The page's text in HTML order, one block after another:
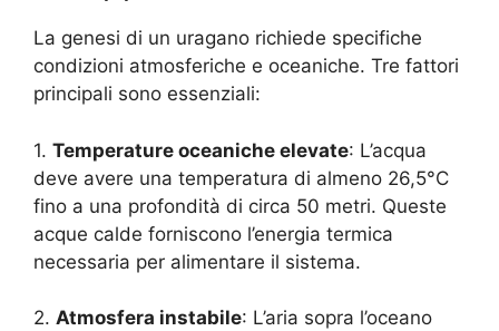
La genesi di un uragano richiede specifiche
condizioni atmosferiche e oceaniche. Tre fattori
principali sono essenziali:
1. Temperature oceaniche elevate: L’acqua
deve avere una temperatura di almeno 26,5°C
fino a una profondità di circa 50 metri. Queste
acque calde forniscono l’energia termica
necessaria per alimentare il sistema.
2. Atmosfera instabile: L’aria sopra l’oceano